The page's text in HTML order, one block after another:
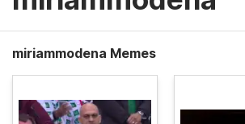
miriammodena Memes